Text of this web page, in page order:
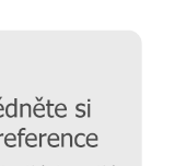
potřebujete poradit,
matraci? Nebo vás
ty nejčerstvější
Alaxmag
inspirace.